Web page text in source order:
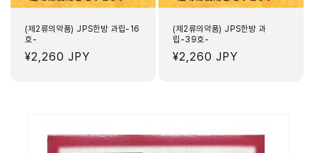
(제2류의약품) JPS한방 과립-16
호-
정
¥2,260 JPY
(제2류의약품) JPS한방 과
립-39호-
정
¥2,260 JPY